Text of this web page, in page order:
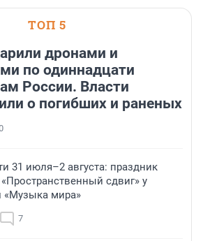
ТОП 5
дронами и
по одиннадцати
России. Власти
о погибших и раненых
31 июля–2 августа: праздник
сдвиг» у
«Музыка мира»
7